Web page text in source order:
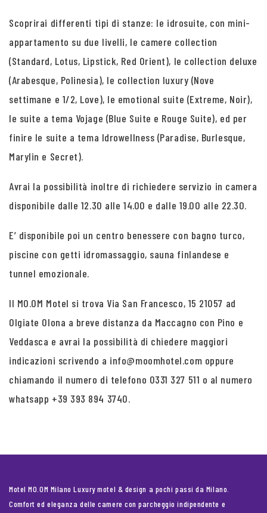
Scoprirai differenti tipi di stanze: le idrosuite, con mini-
appartamento su due livelli, le camere collection
(Standard, Lotus, Lipstick, Red Orient), le collection deluxe
(Arabesque, Polinesia), le collection luxury (Nove
settimane e 1/2, Love), le emotional suite (Extreme, Noir),
le suite a tema Vojage (Blue Suite e Rouge Suite), ed per
finire le suite a tema Idrowellness (Paradise, Burlesque,
Marylin e Secret).
Avrai la possibilità inoltre di richiedere servizio in camera
disponibile dalle 12.30 alle 14.00 e dalle 19.00 alle 22.30.
E’ disponibile poi un centro benessere con bagno turco,
piscine con getti idromassaggio, sauna finlandese e
tunnel emozionale.
Il MO.OM Motel si trova Via San Francesco, 15 21057 ad
Olgiate Olona a breve distanza da Maccagno con Pino e
Veddasca e avrai la possibilità di chiedere maggiori
indicazioni scrivendo a info@moomhotel.com oppure
chiamando il numero di telefono 0331 327 511 o al numero
whatsapp +39 393 894 3740.
Motel MO.OM Milano Luxury motel & design a pochi passi da Milano.
Comfort ed eleganza delle camere con parcheggio indipendente e